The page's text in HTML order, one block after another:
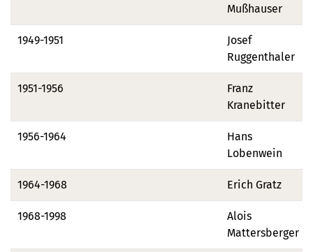
Mußhauser
1949-1951
Josef
Ruggenthaler
1951-1956
Franz
Kranebitter
1956-1964
Hans
Lobenwein
1964-1968 Erich Gratz
1968-1998
Alois
Mattersberger